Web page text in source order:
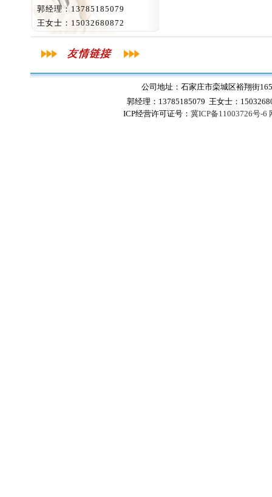
郭经理：13785185079
王女士：15032680872
公司地址：石家庄市栾城区裕翔街
郭经理：13785185079 王女士：
ICP经营许可证号： 冀ICP备11003726号-6